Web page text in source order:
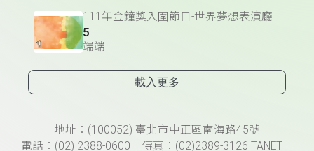
111年金鐘獎入圍節目-世界夢想表演廳(藝術文化節目&主持人獎)
5
端端
載入更多
頁尾資訊地址：(100052) 臺北市中正區南海路45號
電話：(02) 2388-0600 傳真：(02)2389-3126 TANET